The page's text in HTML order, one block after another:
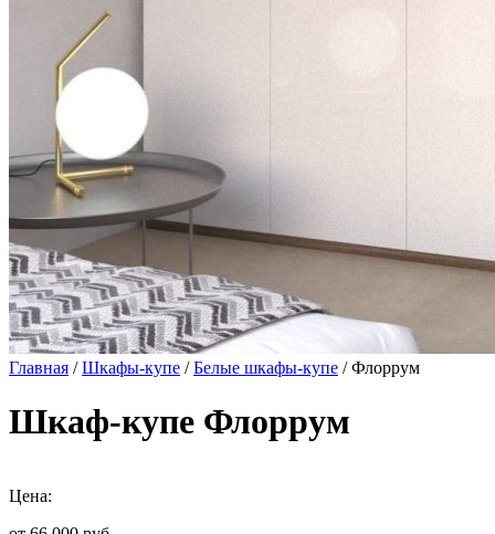
Главная /Шкафы-купе /Белые шкафы-купе / Флоррум
Шкаф-купе Флоррум
Цена: